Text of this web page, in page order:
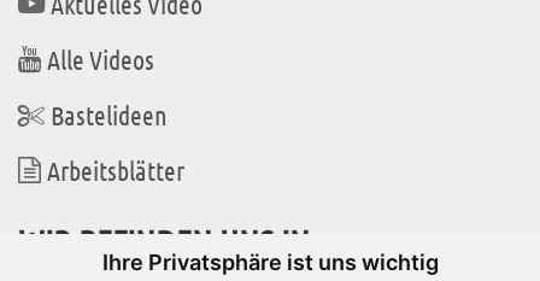
Ihre Privatsphäre ist uns wichtig
Alle Videos
Bastelideen
Arbeitsblätter
WIR BEFINDEN UNS IN